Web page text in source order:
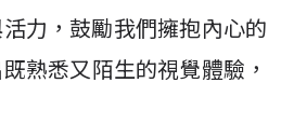
力，鼓勵我們擁抱內心的
熟悉又陌生的視覺體驗，